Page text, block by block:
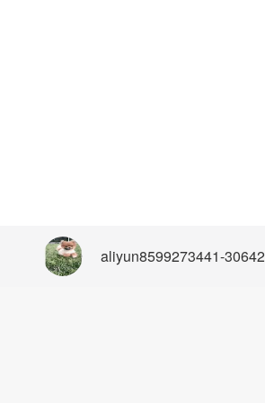
aliyun8599273441-30642